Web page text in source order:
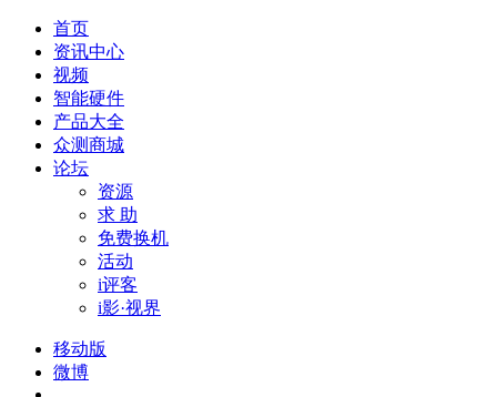
首页
资讯中心
视频
智能硬件
产品大全
众测商城
论坛
资源
求 助
免费换机
活动
i评客
i影·视界
移动版
微博